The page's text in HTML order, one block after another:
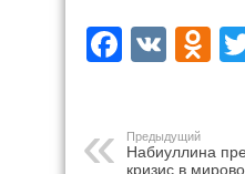
VK
Предыдущий
Набиуллина
кризис в